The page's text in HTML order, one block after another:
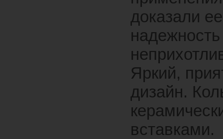
доказали ее
Яркий,
дизайн.
вставками.